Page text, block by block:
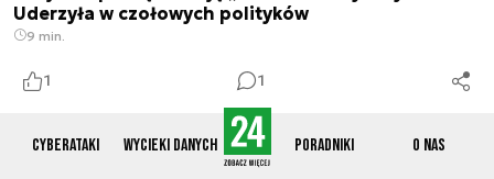
Cyberataki Wycieki danych Poradniki O nas
1 1
Uderzyła w czołowych polityków
9 min.